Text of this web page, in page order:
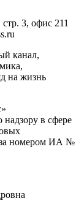
стр. 3, офис 211
канал,
на жизнь
надзору в сфере
за номером ИА №